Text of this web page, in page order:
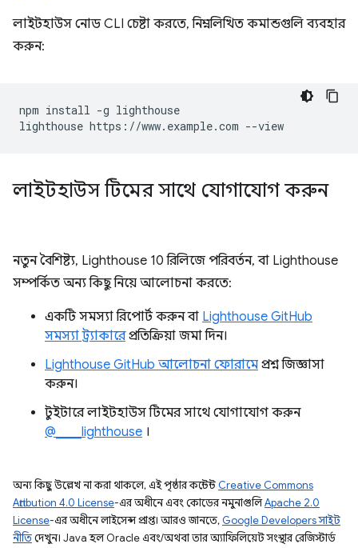
লাইটহাউস নোড CLI চেষ্টা করতে, নিম্নলিখিত কমান্ডগুলি ব্যবহার
করুন:
npm install -g lighthouse
লাইটহাউস টিমের সাথে যোগাযোগ করুন
নতুন বৈশিষ্ট্য, Lighthouse 10 রিলিজে পরিবর্তন, বা Lighthouse
সম্পর্কিত অন্য কিছু নিয়ে আলোচনা করতে:
একটি সমস্যা রিপোর্ট করুন বা Lighthouse GitHub
সমস্যা ট্র্যাকারেপ্রতিক্রিয়া জমা দিন।
Lighthouse GitHub আলোচনা ফোরামে প্রশ্ন জিজ্ঞাসা
করুন।
টুইটারে লাইটহাউস টিমের সাথে যোগাযোগ করুন
@____lighthouse ।
অন্য কিছু উল্লেখ না করা থাকলে, এই পৃষ্ঠার কন্টেন্ট Creative Commons
Attribution 4.0 License-এর অধীনে এবং কোডের নমুনাগুলিApache 2.0
License-এর অধীনে লাইসেন্স প্রাপ্ত। আরও জানতে, Google Developers সাইট
নীতিদেখুন। Java হল Oracle এবং/অথবা তার অ্যাফিলিয়েট সংস্থার রেজিস্টার্ড